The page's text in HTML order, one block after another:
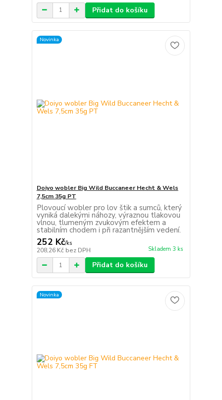
Přidat do košíku
Novinka
Doiyo wobler Big Wild Buccaneer Hecht & Wels
7,5cm 35g PT
Plovoucí wobler pro lov štik a sumců, který
vyniká dalekými náhozy, výraznou tlakovou
vlnou, tlumeným zvukovým efektem a
stabilním chodem i při razantnějším vedení.
252 Kč/ks
208,26 Kč bez DPH Skladem 3 ks
Přidat do košíku
Novinka